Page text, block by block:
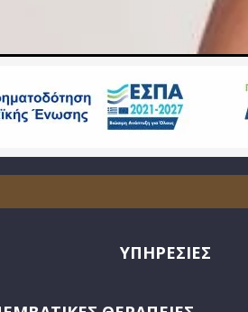
ΥΠΗΡΕΣΙΕΣ